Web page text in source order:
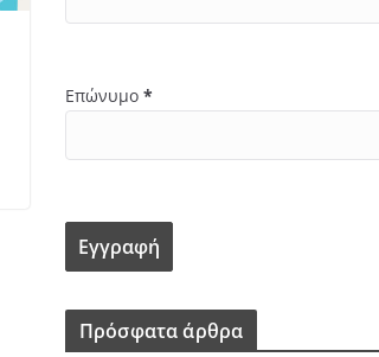
Επώνυμο *
Πρόσφατα άρθρα